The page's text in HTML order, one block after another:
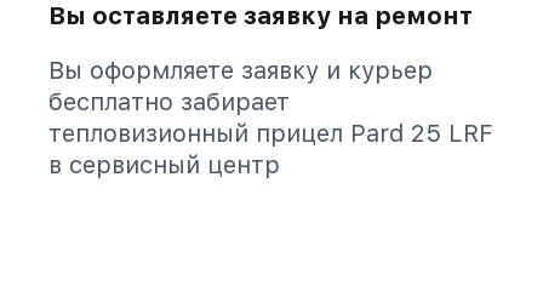
Вы оставляете заявку на ремонт
Вы оформляете заявку и курьер
бесплатно забирает
тепловизионный прицел Pard 25 LRF
в сервисный центр